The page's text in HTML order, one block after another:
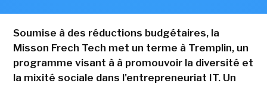
Soumise à des réductions budgétaires, la
Misson Frech Tech met un terme à Tremplin, un
programme visant à à promouvoir la diversité et
la mixité sociale dans l'entrepreneuriat IT. Un